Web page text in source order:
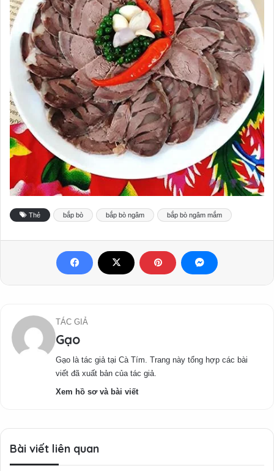
Thẻ bắp bò bắp bò ngâm bắp bò ngâm mắm
TÁC GIẢ
Gạo
Gạo là tác giả tại Cà Tím. Trang này tổng hợp các bài
viết đã xuất bản của tác giả.
Xem hồ sơ và bài viết
Bài viết liên quan